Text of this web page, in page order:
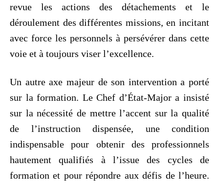
revue les actions des détachements et le
déroulement des différentes missions, en incitant
avec force les personnels à persévérer dans cette
voie et à toujours viser l’excellence.
Un autre axe majeur de son intervention a porté
sur la formation. Le Chef d’État-Major a insisté
sur la nécessité de mettre l’accent sur la qualité
de l’instruction dispensée, une condition
indispensable pour obtenir des professionnels
hautement qualifiés à l’issue des cycles de
formation et pour répondre aux défis de l’heure.